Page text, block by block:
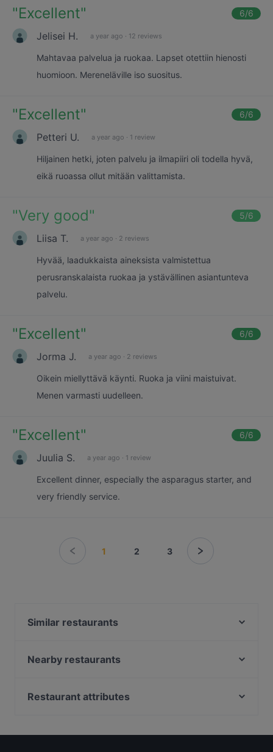
"Excellent" 6/6
Jelisei H. a year ago · 12 reviews
Mahtavaa palvelua ja ruokaa. Lapset otettiin hienosti
huomioon. Mereneläville iso suositus.
"Excellent" 6/6
Petteri U. a year ago · 1 review
Hiljainen hetki, joten palvelu ja ilmapiiri oli todella hyvä,
eikä ruoassa ollut mitään valittamista.
"Very good" 5/6
Liisa T. a year ago · 2 reviews
Hyvää, laadukkaista aineksista valmistettua
perusranskalaista ruokaa ja ystävällinen asiantunteva
palvelu.
"Excellent" 6/6
Jorma J. a year ago · 2 reviews
Oikein miellyttävä käynti. Ruoka ja viini maistuivat.
Menen varmasti uudelleen.
"Excellent" 6/6
Juulia S. a year ago · 1 review
Excellent dinner, especially the asparagus starter, and
very friendly service.
1 2 3
Similar restaurants
The Tart
Cafe Bar No 9
Nearby restaurants
Ravintola Kuunari Kathrina
Restaurant attributes